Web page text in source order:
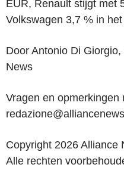
EUR, Renault stijgt met
Volkswagen 3,7 % in
Door Antonio Di
News
Vragen en opmerkingen
Copyright 2026 Alliance
Alle rechten